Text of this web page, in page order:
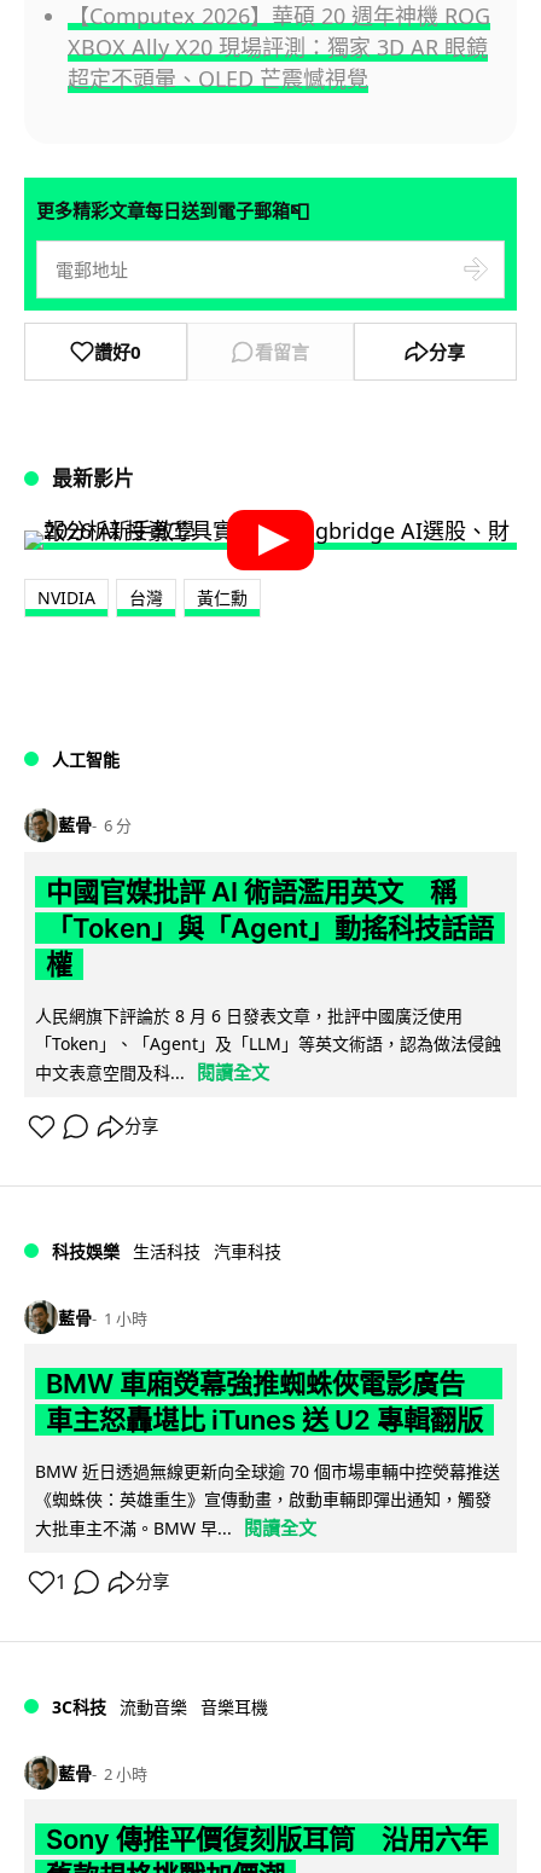
【Computex 2026】華碩 20 週年神機 ROG
XBOX Ally X20 現場評測：獨家 3D AR 眼鏡
超定不頭暈、OLED 芒震憾視覺
更多精彩文章每日送到電子郵箱📮
讚好0 看留言 分享
最新影片
NVIDIA 台灣 黃仁勳
人工智能
藍骨 6 分
中國官媒批評 AI 術語濫用英文 稱
「Token」與「Agent」動搖科技話語
權
人民網旗下評論於 8 月 6 日發表文章，批評中國廣泛使用
「Token」、「Agent」及「LLM」等英文術語，認為做法侵蝕
中文表意空間及科...
閱讀全文
分享
科技娛樂 生活科技 汽車科技
藍骨 1 小時
BMW 車廂熒幕強推蜘蛛俠電影廣告
車主怒轟堪比 iTunes 送 U2 專輯翻版
BMW 近日透過無線更新向全球逾 70 個市場車輛中控熒幕推送
《蜘蛛俠：英雄重生》宣傳動畫，啟動車輛即彈出通知，觸發
大批車主不滿。BMW 早...
閱讀全文
1 分享
3C科技 流動音樂 音樂耳機
藍骨 2 小時
Sony 傳推平價復刻版耳筒 沿用六年